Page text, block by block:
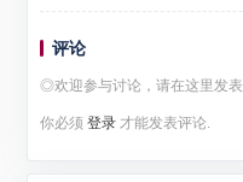
下，芯片制
评论
◎欢迎参与讨论，请在这里发表
你必须登录 才能发表评论.